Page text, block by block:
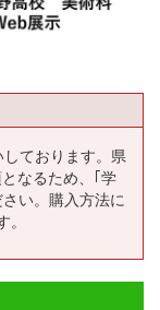
ております。県
なるため、｢学
い。購入方法に